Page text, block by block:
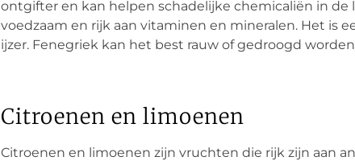
ontgifter en kan helpen schadelijke chemicaliën in de
voedzaam en rijk aan vitaminen en mineralen. Het is
ijzer. Fenegriek kan het best rauw of gedroogd
Citroenen en limoenen
Citroenen en limoenen zijn vruchten die rijk zijn aan